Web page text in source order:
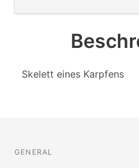
Skelett eines Karpfens
GENERAL